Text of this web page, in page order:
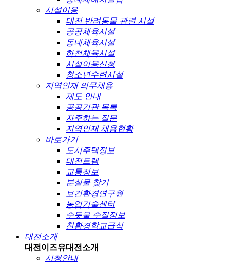
시설이용
대전 반려동물 관련 시설
공공체육시설
동네체육시설
하천체육시설
시설이용신청
청소년수련시설
지역인재 의무채용
제도 안내
공공기관 목록
자주하는 질문
지역인재 채용현황
바로가기
도시주택정보
대전트램
교통정보
분실물 찾기
보건환경연구원
농업기술센터
수돗물 수질정보
친환경학교급식
대전소개
대전이즈유대전소개
시청안내